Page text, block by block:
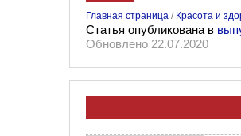
Главная страница / Красота и
Статья опубликована в
Обновлено 22.07.2020